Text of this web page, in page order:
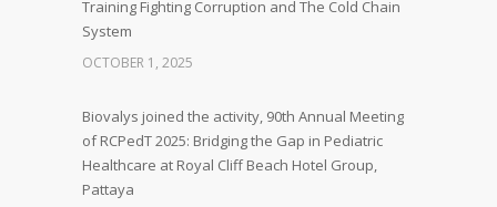
Training Fighting Corruption and The Cold Chain
System
OCTOBER 1, 2025
Biovalys joined the activity, 90th Annual Meeting
of RCPedT 2025: Bridging the Gap in Pediatric
Healthcare at Royal Cliff Beach Hotel Group,
Pattaya